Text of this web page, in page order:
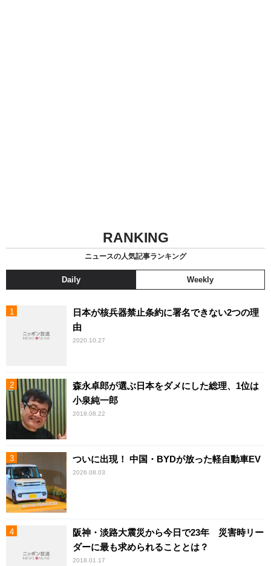
RANKING
ニュースの人気記事ランキング
Daily Weekly
日本が核兵器禁止条約に署名できない2つの理
由
2020.10.27
森永卓郎が選ぶ日本をダメにした総理、1位は
小泉純一郎
2018.08.22
ついに出現！ 中国・BYDが放った軽自動車EV
2026.08.03
阪神・淡路大震災から今日で23年 災害時リー
ダーに最も求められることとは？
2018.01.17